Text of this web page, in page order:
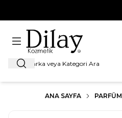
Ara
ANA SAYFA PARFÜM